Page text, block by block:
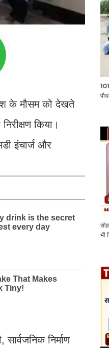
के मौसम को देखते
किया।
इंचार्ज और
निर्माण
भी